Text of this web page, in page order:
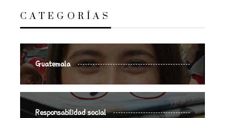
CATEGORÍAS
Guatemala
Responsabilidad social